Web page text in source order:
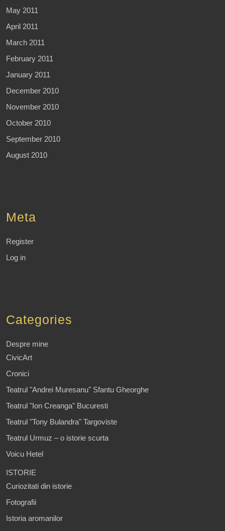
May 2011
April 2011
March 2011
February 2011
January 2011
December 2010
November 2010
October 2010
September 2010
August 2010
Meta
Register
Log in
Categories
Despre mine
CivicArt
Cronici
Teatrul "Andrei Muresanu" Sfantu Gheorghe
Teatrul "Ion Creanga" Bucuresti
Teatrul "Tony Bulandra" Targoviste
Teatrul Urmuz – o istorie scurta
Voicu Hetel
ISTORIE
Curiozitati din istorie
Fotografii
Istoria aromanilor